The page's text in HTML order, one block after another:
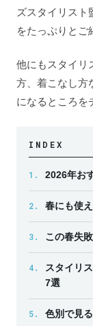
ズスタイリスト
をたっぷりとご
他にもスタイリ
方、着こなし方
になるところを
INDEX
1. 2026年お
2. 春にも使
3. この春失
4.
スタイリ
7選
5. 色別で見